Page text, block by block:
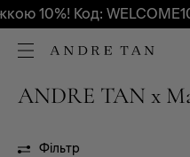
10%! Код: WELCOME10
ANDRE TAN x
Фільтр
Всі